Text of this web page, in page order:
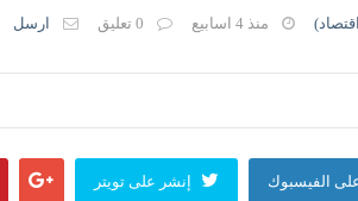
منذ 4 اسابيع 0 تعليق ارسل
الفيسبوك إنشر على تويتر